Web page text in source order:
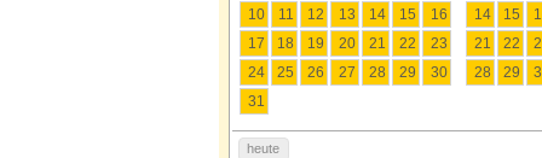
10
11 12 13 14 15
16
17
18 19 20 21 22
23
24
25 26 27 28 29
30
31
14
15
21
22
28
29
heute